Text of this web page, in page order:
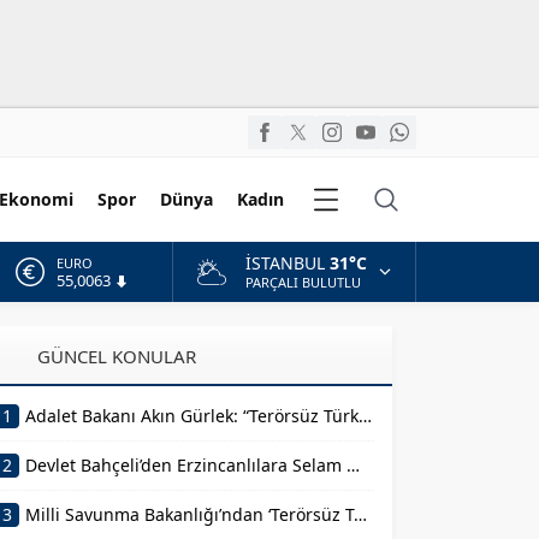
Ekonomi Spor Dünya Kadın
Kategoriler
ALTIN
6.543,59
DOLAR
55,0063
İSTANBUL 31°C
PARÇALI BULUTLU
GÜNCEL KONULAR
1 Adalet Bakanı Akın Gürlek: “Terörsüz Türkiye 86 Milyonun Ortak Hedefidir”
2 Devlet Bahçeli’den Erzincanlılara Selam Mesajı
3 Milli Savunma Bakanlığı’ndan ‘Terörsüz Türkiye’ Mesajı